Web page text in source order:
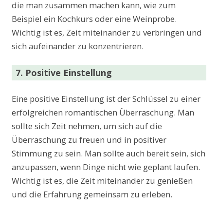
die man zusammen machen kann, wie zum
Beispiel ein Kochkurs oder eine Weinprobe.
Wichtig ist es, Zeit miteinander zu verbringen und
sich aufeinander zu konzentrieren.
7. Positive Einstellung
Eine positive Einstellung ist der Schlüssel zu einer
erfolgreichen romantischen Überraschung. Man
sollte sich Zeit nehmen, um sich auf die
Überraschung zu freuen und in positiver
Stimmung zu sein. Man sollte auch bereit sein, sich
anzupassen, wenn Dinge nicht wie geplant laufen.
Wichtig ist es, die Zeit miteinander zu genießen
und die Erfahrung gemeinsam zu erleben.